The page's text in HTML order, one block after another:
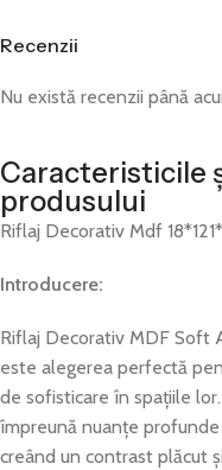
Recenzii
Nu există recenzii până
Caracteristicile
produsului
Riflaj Decorativ Mdf
Introducere:
Riflaj Decorativ MDF Soft
este alegerea perfectă
de sofisticare în spațiile
împreună nuanțe
creând un contrast plăcut